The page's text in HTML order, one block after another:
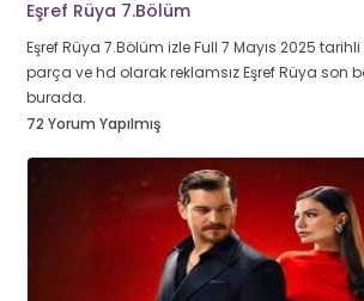
Eşref Rüya 7.Bölüm
Eşref Rüya 7.Bölüm izle Full 7 Mayıs 2025
parça ve hd olarak reklamsız Eşref Rüya son
burada.
72 Yorum Yapılmış